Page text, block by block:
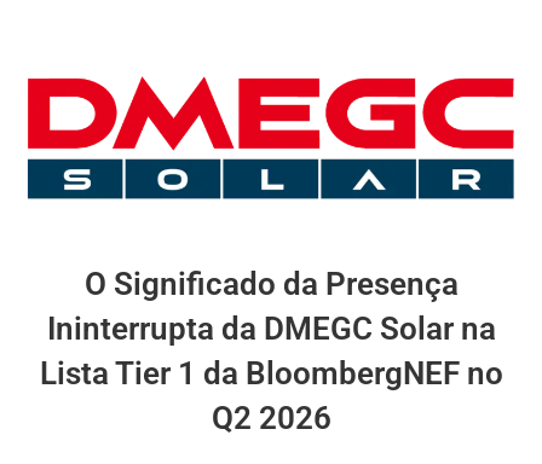
O Significado da Presença
Ininterrupta da DMEGC Solar na
Lista Tier 1 da BloombergNEF no
Q2 2026